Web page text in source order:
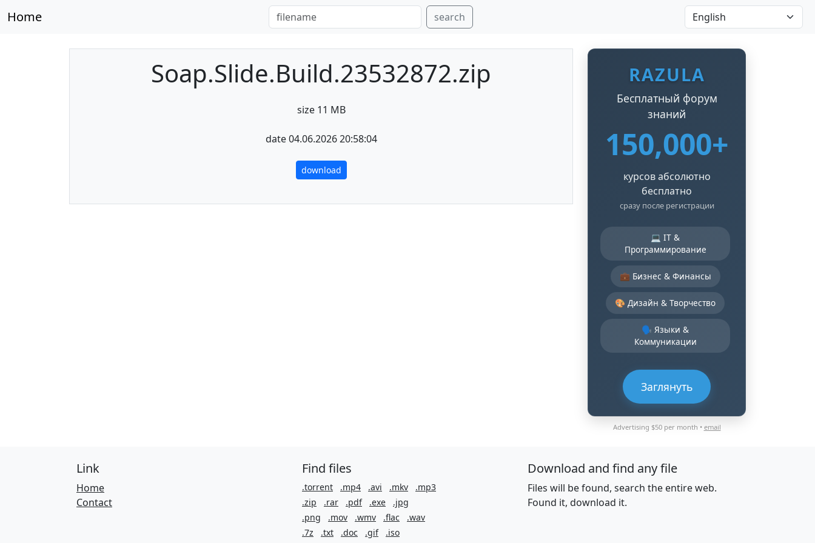
Home search
Soap.Slide.Build.23532872.zip
size 11 MB
date 04.06.2026 20:58:04
download
RAZULA
Бесплатный форум
знаний
150,000+
курсов абсолютно
бесплатно
сразу после регистрации
💻 IT &
Программирование
💼 Бизнес & Финансы
🎨 Дизайн & Творчество
🗣️ Языки &
Коммуникации
Заглянуть
Advertising $50 per month • email
Link
Home
Contact
Find files
.torrent .mp4 .avi .mkv
.mp3
.zip
.rar .pdf .exe
.jpg
.png
.mov .wmv .flac
.wav
.7z
.txt .doc .gif .iso
Download and find any file
Files will be found, search the entire web.
Found it, download it.